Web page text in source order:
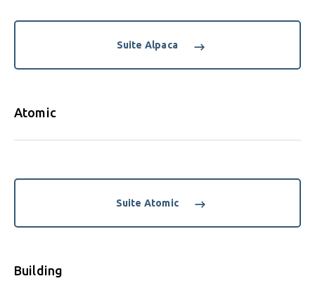
Suite Alpaca
Atomic
Suite Atomic
Building